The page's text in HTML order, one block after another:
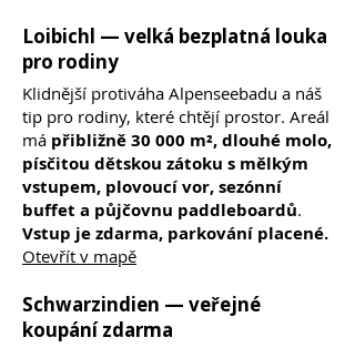
Loibichl — velká bezplatná louka
pro rodiny
Klidnější protiváha Alpenseebadu a náš
tip pro rodiny, které chtějí prostor. Areál
má přibližně 30 000 m², dlouhé molo,
písčitou dětskou zátoku s mělkým
vstupem, plovoucí vor, sezónní
buffet a půjčovnu paddleboardů.
Vstup je zdarma, parkování placené.
Otevřít v mapě
Schwarzindien — veřejné
koupání zdarma